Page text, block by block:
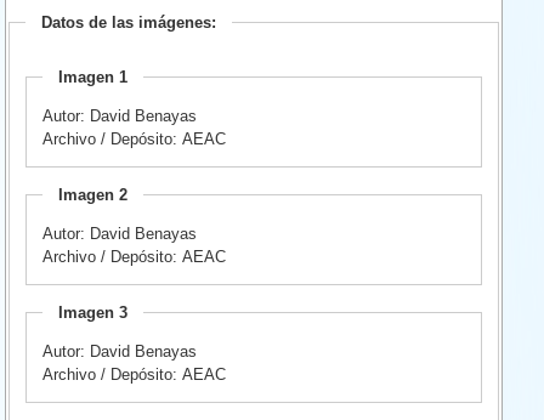
Datos de las imágenes:
Imagen 1
Autor: David Benayas
Archivo / Depósito: AEAC
Imagen 2
Autor: David Benayas
Archivo / Depósito: AEAC
Imagen 3
Autor: David Benayas
Archivo / Depósito: AEAC